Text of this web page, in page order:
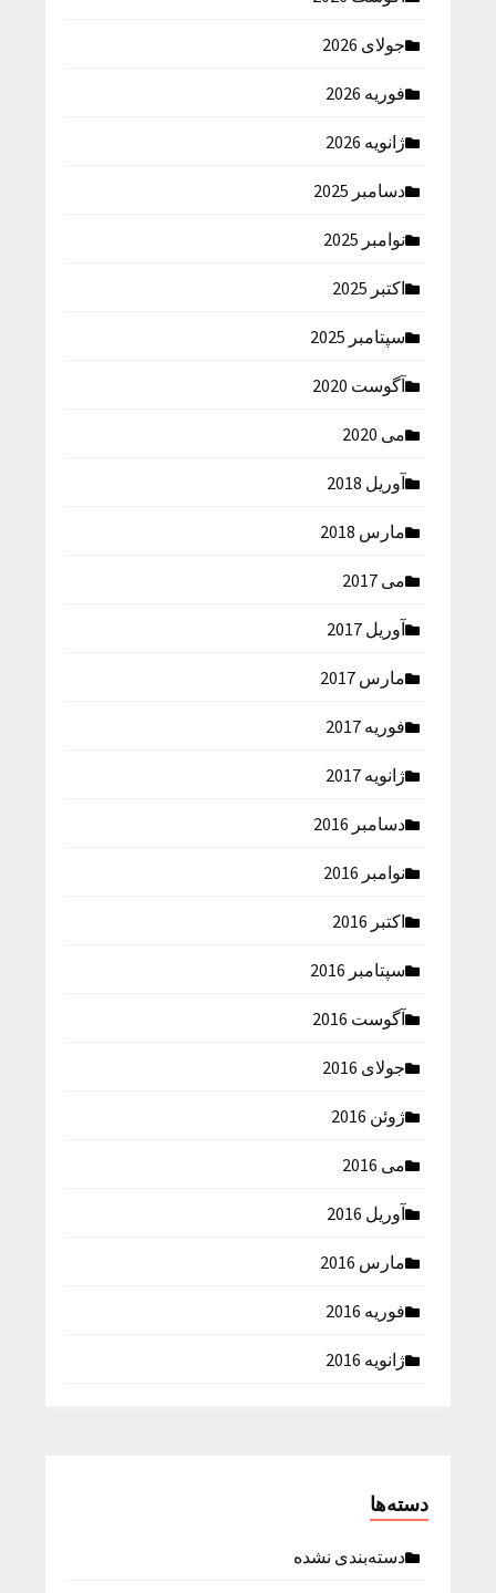
جولای 2026
فوریه 2026
ژانویه 2026
دسامبر 2025
نوامبر 2025
اکتبر 2025
سپتامبر 2025
آگوست 2020
می 2020
آوریل 2018
مارس 2018
می 2017
آوریل 2017
مارس 2017
فوریه 2017
ژانویه 2017
دسامبر 2016
نوامبر 2016
اکتبر 2016
سپتامبر 2016
آگوست 2016
جولای 2016
ژوئن 2016
می 2016
آوریل 2016
مارس 2016
فوریه 2016
ژانویه 2016
دسته‌ها
دسته‌بندی نشده